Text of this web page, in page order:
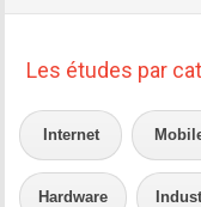
Les études par
Internet
Hardware